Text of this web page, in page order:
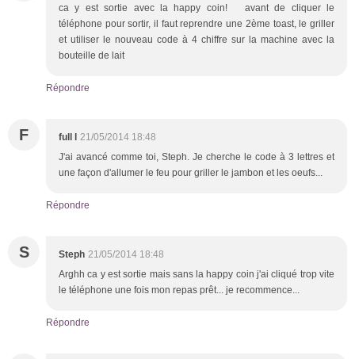
ca y est sortie avec la happy coin! avant de cliquer le
téléphone pour sortir, il faut reprendre une 2ème toast, le griller
et utiliser le nouveau code à 4 chiffre sur la machine avec la
bouteille de lait
Répondre
F full l 21/05/2014 18:48
J'ai avancé comme toi, Steph. Je cherche le code à 3 lettres et
une façon d'allumer le feu pour griller le jambon et les oeufs...
Répondre
S Steph 21/05/2014 18:48
Arghh ca y est sortie mais sans la happy coin j'ai cliqué trop vite
le téléphone une fois mon repas prêt... je recommence...
Répondre